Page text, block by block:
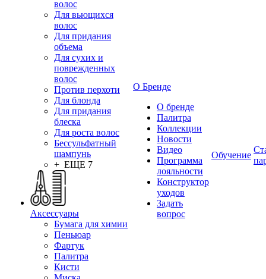
волос
Для вьющихся
волос
Для придания
объема
Для сухих и
поврежденных
волос
Против перхоти
Для блонда
Для придания
блеска
Для роста волос
Бессульфатный
шампунь
+ ЕЩЕ 7
Аксессуары
Бумага для химии
Пеньюар
Фартук
Палитра
Кисти
О Бренде
О бренде
Палитра
Коллекции
Новости
Видео
Программа
лояльности
Конструктор
уходов
Задать
вопрос
Обучение